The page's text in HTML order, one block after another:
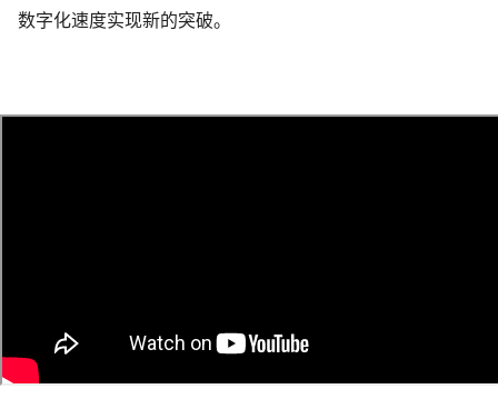
数字化速度实现新的突破。